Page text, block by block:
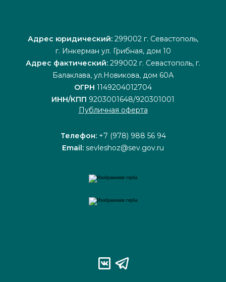
Адрес юридический: 299002 г. Севастополь,
г. Инкерман ул. Грибная, дом 10
Адрес фактический: 299002 г. Севастополь, г.
Балаклава, ул.Новикова, дом 60А
ОГРН 1149204012704
ИНН/КПП 9203001648/920301001
Публичная оферта
Телефон: +7 (978) 988 56 94
Email: sevleshoz@sev.gov.ru